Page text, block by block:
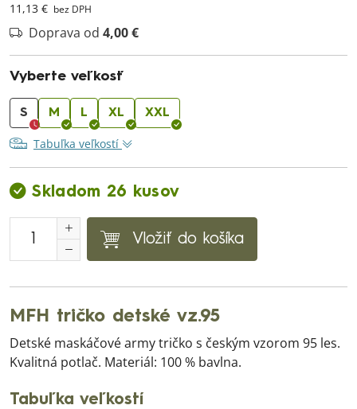
11,13 € bez DPH
Doprava od 4,00 €
Vyberte veľkosť
S M L XL XXL
Tabuľka veľkostí
Skladom 26 kusov
Vložiť do košíka
MFH tričko detské vz.95
Detské maskáčové army tričko s českým vzorom 95 les.
Kvalitná potlač. Materiál: 100 % bavlna.
Tabuľka veľkostí